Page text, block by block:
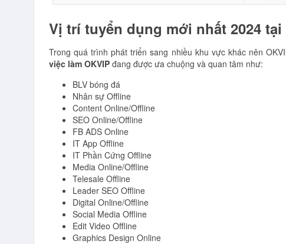
Vị trí tuyển dụng mới nhất 2024 tại
Trong quá trình phát triển sang nhiều khu vực khác nên
việc làm OKVIP đang được ưa chuộng và quan tâm như:
BLV bóng đá
Nhân sự Offline
Content Online/Offline
SEO Online/Offline
FB ADS Online
IT App Offline
IT Phần Cứng Offline
Media Online/Offline
Telesale Offline
Leader SEO Offline
Digital Online/Offline
Social Media Offline
Edit Video Offline
Graphics Design Online